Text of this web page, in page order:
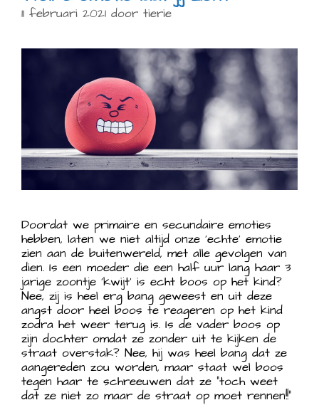
11 februari 2021 door tierie
Doordat we primaire en secundaire emoties
hebben, laten we niet altijd onze ‘echte’ emotie
zien aan de buitenwereld, met alle gevolgen van
dien. Is een moeder die een half uur lang haar 3
jarige zoontje ‘kwijt’ is echt boos op het kind?
Nee, zij is heel erg bang geweest en uit deze
angst door heel boos te reageren op het kind
zodra het weer terug is. Is de vader boos op
zijn dochter omdat ze zonder uit te kijken de
straat overstak? Nee, hij was heel bang dat ze
aangereden zou worden, maar staat wel boos
tegen haar te schreeuwen dat ze “toch weet
dat ze niet zo maar de straat op moet rennen!!”